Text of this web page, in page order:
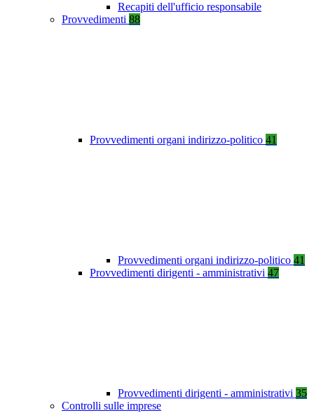
Recapiti dell'ufficio responsabile
Provvedimenti 88
Provvedimenti organi indirizzo-politico 41
Provvedimenti organi indirizzo-politico 41
Provvedimenti dirigenti - amministrativi 47
Provvedimenti dirigenti - amministrativi 35
Controlli sulle imprese